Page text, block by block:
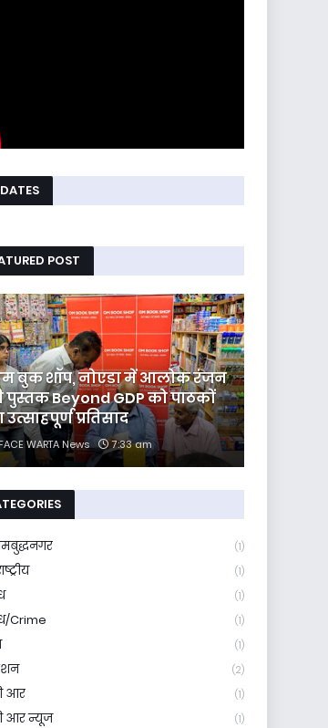
POST
बुक शॉप, नोएडा में आलोक रंजन
पुस्तक Beyond GDP को पाठकों
उत्साहपूर्ण प्रतिसाद
FACE WARTA News 7:33 am
(1)
(1)
(1)
Crime (1)
(1)
(2)
आर (1)
आर न्यूज (1)